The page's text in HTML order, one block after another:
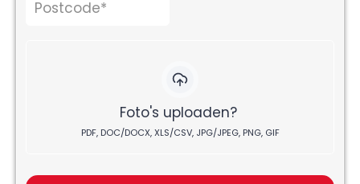
Foto's uploaden?
PDF, DOC/DOCX, XLS/CSV, JPG/JPEG, PNG, GIF